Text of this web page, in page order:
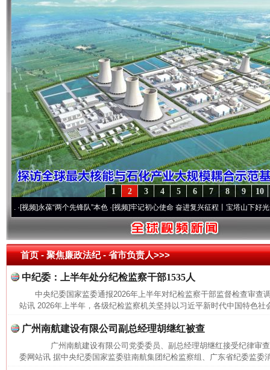
10
9
8
7
6
5
4
3
2
1
永葆“两个先锋队”本色·[视频]牢记初心使命 奋进复兴征程丨宝塔山下好光景..·[视
首页- 聚焦廉政法纪 -省市负责人>>>
中纪委：上半年处分纪检监察干部1535人
中央纪委国家监委通报2026年上半年对纪检监察干部监督检查审
站讯 2026年上半年，各级纪检监察机关坚持以习近平新时代中国特色社
广州南航建设有限公司副总经理胡继红被查
广州南航建设有限公司党委委员、副总经理胡继红接受纪律
委网站讯 据中央纪委国家监委驻南航集团纪检监察组、广东省纪委监委